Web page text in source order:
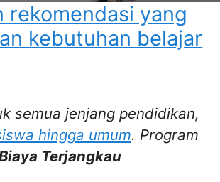
rekomendasi yang
kebutuhan belajar
semua jenjang pendidikan,
hingga umum. Program
Terjangkau